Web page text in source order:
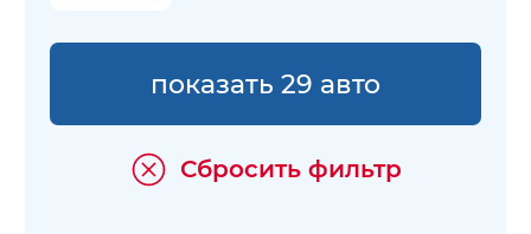
Сбросить фильтр
показать 29 авто